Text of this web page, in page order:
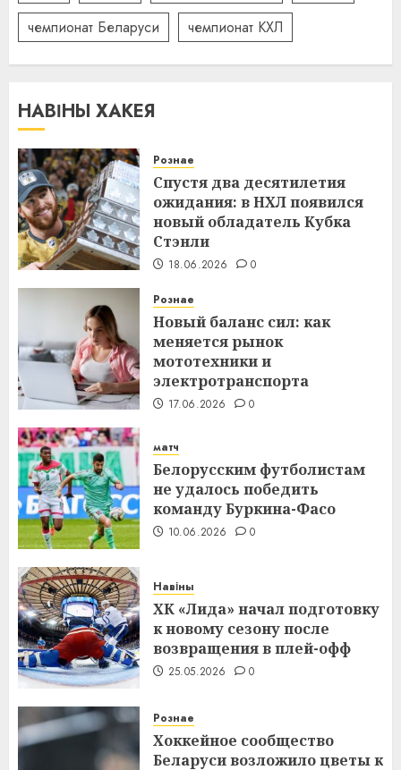
чемпионат Беларуси
чемпионат КХЛ
НАВІНЫ ХАКЕЯ
Рознае
Спустя два десятилетия
ожидания: в НХЛ появился
новый обладатель Кубка
Стэнли
18.06.2026 0
Рознае
Новый баланс сил: как
меняется рынок
мототехники и
электротранспорта
17.06.2026 0
матч
Белорусским футболистам
не удалось победить
команду Буркина-Фасо
10.06.2026 0
Навіны
ХК «Лида» начал подготовку
к новому сезону после
возвращения в плей-офф
25.05.2026 0
Рознае
Хоккейное сообщество
Беларуси возложило цветы к